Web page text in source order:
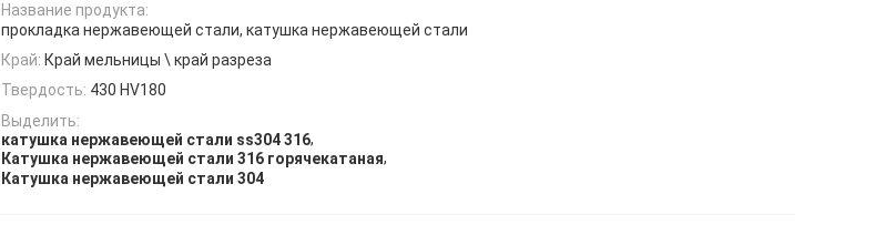
Название продукта:
прокладка нержавеющей стали, катушка нержавеющей стали
Край: Край мельницы \ край разреза
Твердость: 430 HV180
Выделить:
катушка нержавеющей стали ss304 316,
Катушка нержавеющей стали 316 горячекатаная,
Катушка нержавеющей стали 304